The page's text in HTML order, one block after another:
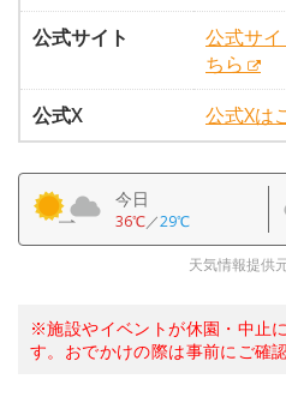
公式サイト
公式サ
ちら
公式X
公式Xは
今日
36℃／29℃
天気情報提供
※施設やイベントが休園・中止
す。おでかけの際は事前にご確